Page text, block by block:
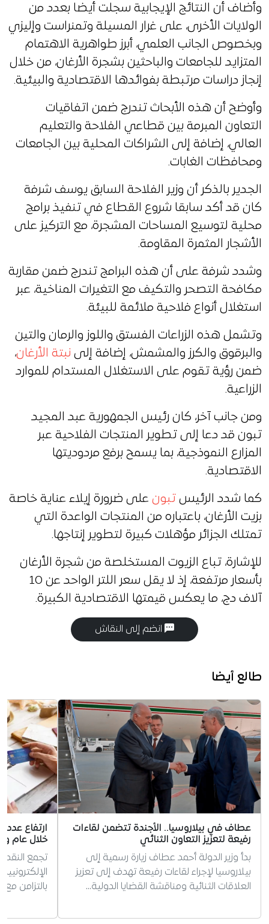
وأضاف أن النتائج الإيجابية سجلت أيضا بعدد من
الولايات الأخرى، على غرار المسيلة وتمنراست وإليزي
وبخصوص الجانب العلمي، أبرز طواهرية الاهتمام
المتزايد للجامعات والباحثين بشجرة الأرغان، من خلال
إنجاز دراسات مرتبطة بفوائدها الاقتصادية والبيئية.
وأوضح أن هذه الأبحاث تندرج ضمن اتفاقيات
التعاون المبرمة بين قطاعي الفلاحة والتعليم
العالي، إضافة إلى الشراكات المحلية بين الجامعات
ومحافظات الغابات.
الجدير بالذكر أن وزير الفلاحة السابق يوسف شرفة
كان قد أكد سابقا شروع القطاع في تنفيذ برامج
محلية لتوسيع المساحات المشجرة، مع التركيز على
الأشجار المثمرة المقاومة.
وشدد شرفة على أن هذه البرامج تندرج ضمن مقاربة
مكافحة التصحر والتكيف مع التغيرات المناخية، عبر
استغلال أنواع فلاحية ملائمة للبيئة.
وتشمل هذه الزراعات الفستق واللوز والرمان والتين
والبرقوق والكرز والمشمش، إضافة إلى نبتة الأرغان،
ضمن رؤية تقوم على الاستغلال المستدام للموارد
الزراعية.
ومن جانب آخر، كان رئيس الجمهورية عبد المجيد
تبون قد دعا إلى تطوير المنتجات الفلاحية عبر
المزارع النموذجية، بما يسمح برفع مردوديتها
الاقتصادية.
كما شدد الرئيس تبون على ضرورة إيلاء عناية خاصة
بزيت الأرغان، باعتباره من المنتجات الواعدة التي
تمتلك الجزائر مؤهلات كبيرة لتطوير إنتاجها.
للإشارة، تباع الزيوت المستخلصة من شجرة الأرغان
بأسعار مرتفعة، إذ لا يقل سعر اللتر الواحد عن 10
آلاف دج، ما يعكس قيمتها الاقتصادية الكبيرة.
انضم إلى النقاش
طالع أيضا
عطاف في بيلاروسيا.. الأجندة تتضمن لقاءات
رفيعة لتعزيز التعاون الثنائي
بدأ وزير الدولة أحمد عطاف زيارة رسمية إلى
بيلاروسيا لإجراء لقاءات رفيعة تهدف إلى تعزيز
العلاقات الثنائية ومناقشة القضايا الدولية…
خلال عام
تجمع النقد
بالتزامن